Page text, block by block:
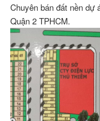
Chuyên bán đất nền dự
Quận 2 TPHCM.